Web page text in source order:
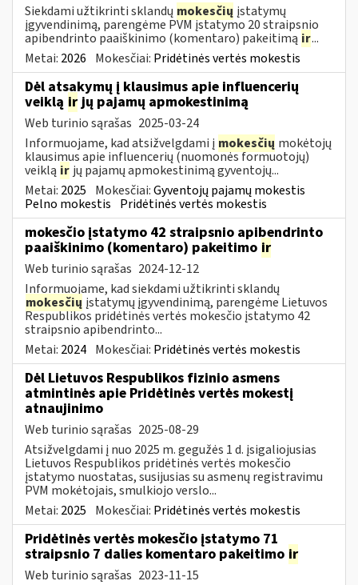
Siekdami užtikrinti sklandų mokesčių įstatymų
įgyvendinimą, parengėme PVM įstatymo 20 straipsnio
apibendrinto paaiškinimo (komentaro) pakeitimą ir...
Metai: 2026 Mokesčiai: Pridėtinės vertės mokestis
Dėl atsakymų į klausimus apie influencerių
veiklą irjų pajamų apmokestinimą
Web turinio sąrašas 2025-03-24
Informuojame, kad atsižvelgdami į mokesčių mokėtojų
klausimus apie influencerių (nuomonės formuotojų)
veiklą ir jų pajamų apmokestinimą gyventojų...
Metai: 2025 Mokesčiai:Gyventojų pajamų mokestis
Pelno mokestis Pridėtinės vertės mokestis
mokesčio įstatymo 42 straipsnio apibendrinto
paaiškinimo (komentaro) pakeitimo ir
Web turinio sąrašas 2024-12-12
Informuojame, kad siekdami užtikrinti sklandų
mokesčių įstatymų įgyvendinimą, parengėme Lietuvos
Respublikos pridėtinės vertės mokesčio įstatymo 42
straipsnio apibendrinto...
Metai: 2024 Mokesčiai: Pridėtinės vertės mokestis
Dėl Lietuvos Respublikos fizinio asmens
atmintinės apie Pridėtinės vertės mokestį
atnaujinimo
Web turinio sąrašas 2025-08-29
Atsižvelgdami į nuo 2025 m. gegužės 1 d. įsigaliojusias
Lietuvos Respublikos pridėtinės vertės mokesčio
įstatymo nuostatas, susijusias su asmenų registravimu
PVM mokėtojais, smulkiojo verslo...
Metai: 2025 Mokesčiai: Pridėtinės vertės mokestis
Pridėtinės vertės mokesčio įstatymo 71
straipsnio 7 dalies komentaro pakeitimo ir
Web turinio sąrašas 2023-11-15